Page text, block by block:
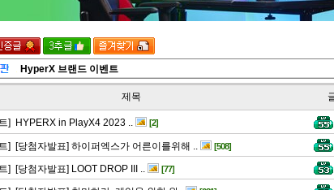
HyperX 브랜드 이벤트
제목
] HYPERX in PlayX4 2023 .. [2]
] [당첨자발표] 하이퍼엑스가 어른이를위해 .. [508]
] [당첨자발표] LOOT DROP III .. [77]